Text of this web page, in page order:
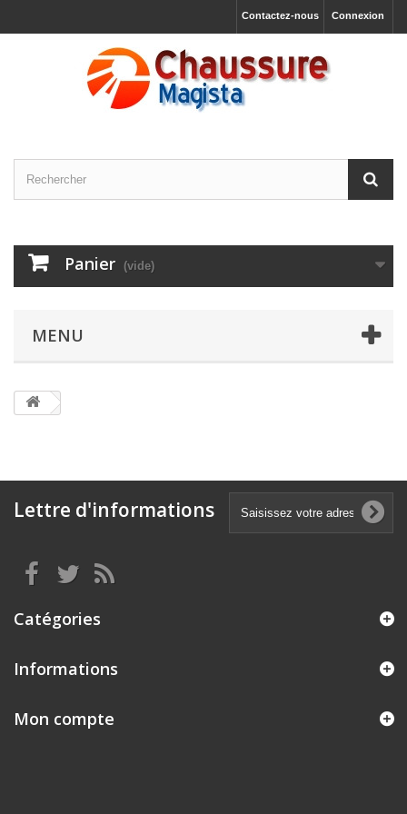
Connexion
Contactez-nous
Panier (vide)
MENU
Lettre d'informations
Catégories
Informations
Mon compte